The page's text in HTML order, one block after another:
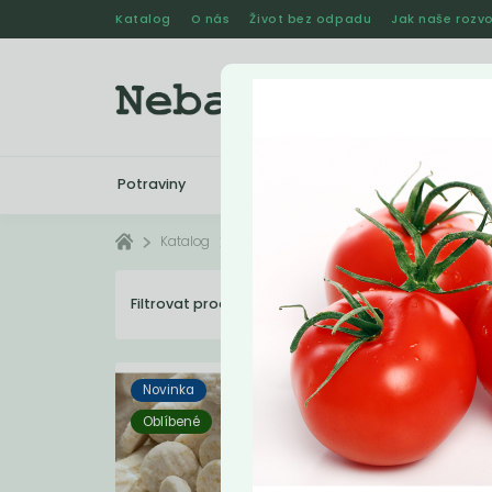
Katalog O nás Život bez odpadu Jak naše
Potraviny Kosmetika
Katalog
Filtrovat produkty 4
Novinka
Oblíbené